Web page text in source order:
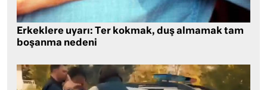
Erkeklere uyarı: Ter kokmak, duş almamak tam
boşanma nedeni